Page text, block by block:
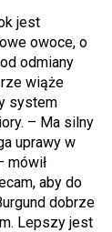
jest
owoce, o
odmiany
wiąże
system
– Ma silny
uprawy w
mówił
aby do
dobrze
Lepszy jest